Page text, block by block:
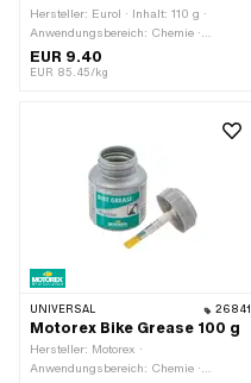
Hersteller: Eurol · Inhalt: 110 g ·
Anwendungsbereich: Chemie ·
Anwendungsbereich: Fett ·
Temperaturbeständigkeit (min.): -30 -
EUR 9.40
EUR 85.45/kg
UNIVERSAL 26841
Motorex Bike Grease 100 g
Hersteller: Motorex ·
Anwendungsbereich: Chemie ·